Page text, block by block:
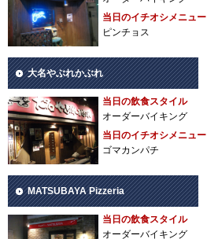
当日のイチオシメニュー
ピンチョス
大名やぶれかぶれ
当日の飲食スタイル
オーダーバイキング
当日のイチオシメニュー
ゴマカンパチ
MATSUBAYA Pizzeria
当日の飲食スタイル
オーダーバイキング